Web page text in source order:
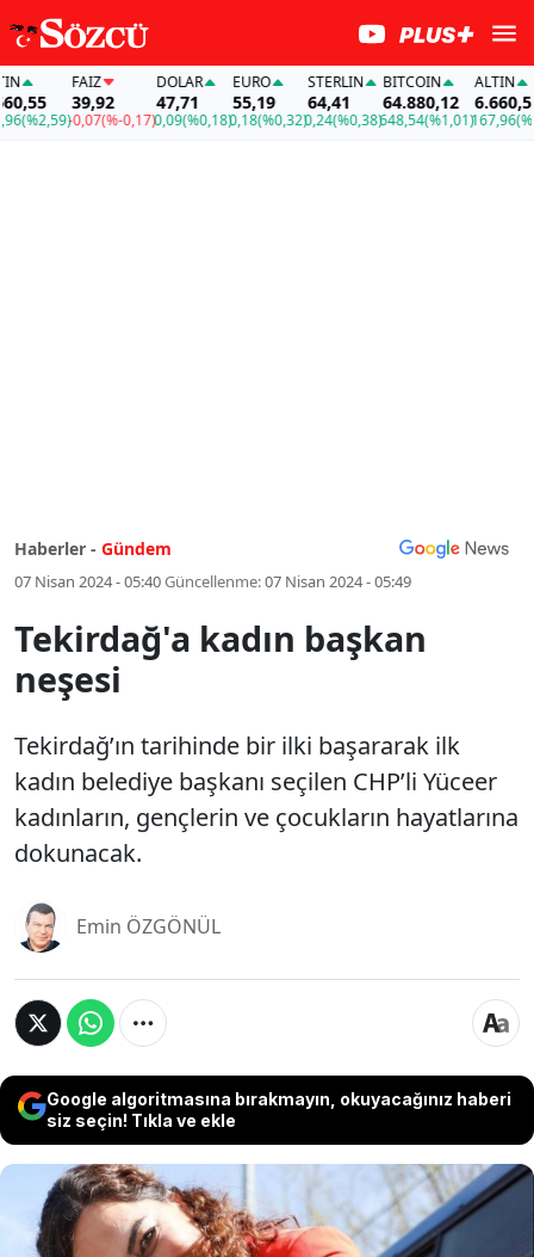
FAİZ
39,92
-0,07(%-0,17)
DOLAR
47,71
0,09(%0,18)
EURO
55,19
0,18(%0,32)
STERLIN
64,41
0,24(%0,38)
BITCOIN
64.880,12
648,54(%1,01)
ALTIN
6.660,55
167,96(%2,59)-
Haberler - Gündem
07 Nisan 2024 - 05:40Güncellenme:07 Nisan 2024 - 05:49
Tekirdağ'a kadın başkan
neşesi
Tekirdağ’ın tarihinde bir ilki başararak ilk
kadın belediye başkanı seçilen CHP’li Yüceer
kadınların, gençlerin ve çocukların hayatlarına
dokunacak.
Emin ÖZGÖNÜL
Google algoritmasına bırakmayın, okuyacağınız haberi
siz seçin! Tıkla ve ekle